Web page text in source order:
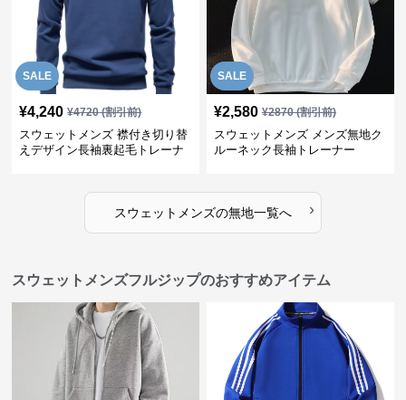
SALE
¥4,240 ¥4720(割引前)
スウェットメンズ 襟付き切り替
えデザイン長袖裏起毛トレーナ
SALE
¥2,580 ¥2870(割引前)
スウェットメンズ メンズ無地ク
ルーネック長袖トレーナー
スウェットメンズの無地一覧へ ›
スウェットメンズフルジップのおすすめアイテム